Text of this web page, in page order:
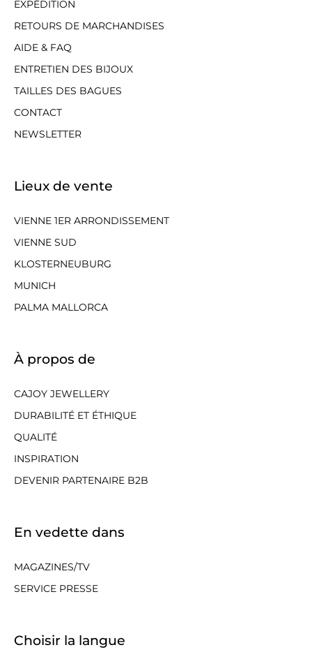
EXPÉDITION
RETOURS DE MARCHANDISES
AIDE & FAQ
ENTRETIEN DES BIJOUX
TAILLES DES BAGUES
CONTACT
NEWSLETTER
Lieux de vente
VIENNE 1ER ARRONDISSEMENT
VIENNE SUD
KLOSTERNEUBURG
MUNICH
PALMA MALLORCA
À propos de
CAJOY JEWELLERY
DURABILITÉ ET ÉTHIQUE
QUALITÉ
INSPIRATION
DEVENIR PARTENAIRE B2B
En vedette dans
MAGAZINES/TV
SERVICE PRESSE
Choisir la langue